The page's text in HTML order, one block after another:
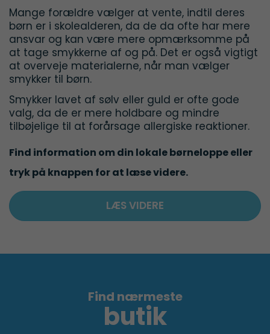
Mange forældre vælger at vente, indtil deres
børn er i skolealderen, da de da ofte har mere
ansvar og kan være mere opmærksomme på
at tage smykkerne af og på. Det er også vigtigt
at overveje materialerne, når man vælger
smykker til børn.
Smykker lavet af sølv eller guld er ofte gode
valg, da de er mere holdbare og mindre
tilbøjelige til at forårsage allergiske reaktioner.
Find information om din lokale børneloppe eller
tryk på knappen for at læse videre.
LÆS VIDERE
Find nærmeste
butik